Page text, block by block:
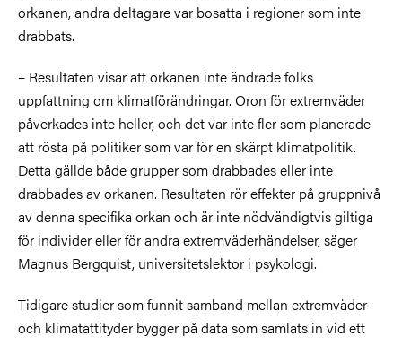
orkanen, andra deltagare var bosatta i regioner som inte
drabbats.
– Resultaten visar att orkanen inte ändrade folks
uppfattning om klimatförändringar. Oron för extremväder
påverkades inte heller, och det var inte fler som planerade
att rösta på politiker som var för en skärpt klimatpolitik.
Detta gällde både grupper som drabbades eller inte
drabbades av orkanen. Resultaten rör effekter på gruppnivå
av denna specifika orkan och är inte nödvändigtvis giltiga
för individer eller för andra extremväderhändelser, säger
Magnus Bergquist, universitetslektor i psykologi.
Tidigare studier som funnit samband mellan extremväder
och klimatattityder bygger på data som samlats in vid ett